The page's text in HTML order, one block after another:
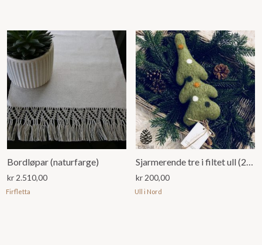
Bordløpar (naturfarge)
kr 2.510,00
Firfletta
kr 200,00
Ull i Nord